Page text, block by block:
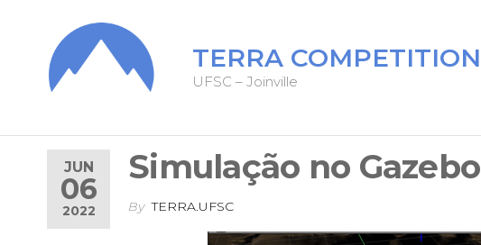
TERRA COMPETITION
UFSC – Joinville
JUN
06
2022
Simulação no Gazebo
By TERRA.UFSC